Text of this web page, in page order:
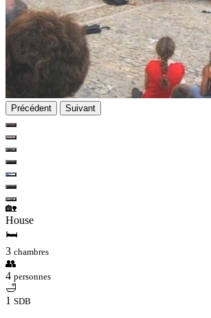
Précédent Suivant
🏡
House
🛏
3 chambres
👥
4 personnes
🛁
1 SDB